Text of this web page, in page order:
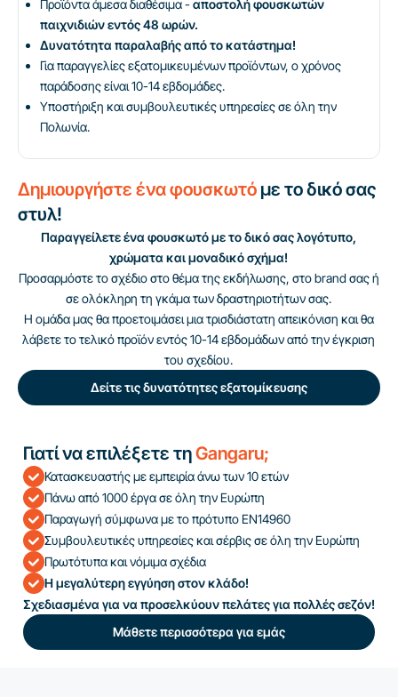
Προϊόντα άμεσα διαθέσιμα -αποστολή φουσκωτών
παιχνιδιών εντός 48 ωρών.
Δυνατότητα παραλαβής από το κατάστημα!
Για παραγγελίες εξατομικευμένων προϊόντων, ο χρόνος
παράδοσης είναι 10-14 εβδομάδες.
Υποστήριξη και συμβουλευτικές υπηρεσίες σε όλη την
Πολωνία.
Δημιουργήστε ένα φουσκωτό με το δικό σας
στυλ!
Παραγγείλετε ένα φουσκωτό με το δικό σας λογότυπο,
χρώματα και μοναδικό σχήμα!
Προσαρμόστε το σχέδιο στο θέμα της εκδήλωσης, στο brand σας ή
σε ολόκληρη τη γκάμα των δραστηριοτήτων σας.
Η ομάδα μας θα προετοιμάσει μια τρισδιάστατη απεικόνιση και θα
λάβετε το τελικό προϊόν εντός 10-14 εβδομάδων από την έγκριση
του σχεδίου.
Δείτε τις δυνατότητες εξατομίκευσης
Γιατί να επιλέξετε τηGangaru;
Κατασκευαστής με εμπειρία άνω των 10 ετών
Πάνω από 1000 έργα σε όλη την Ευρώπη
Παραγωγή σύμφωνα με το πρότυπο EN14960
Συμβουλευτικές υπηρεσίες και σέρβις σε όλη την Ευρώπη
Πρωτότυπα και νόμιμα σχέδια
Η μεγαλύτερη εγγύηση στον κλάδο!
Σχεδιασμένα για να προσελκύουν πελάτες για πολλές σεζόν!
Μάθετε περισσότερα για εμάς